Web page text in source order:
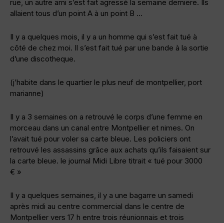
rue, un autre ami s’est fait agressé la semaine derniere. Ils
allaient tous d’un point A à un point B …
Il y a quelques mois, il y a un homme qui s’est fait tué à
côté de chez moi. Il s’est fait tué par une bande à la sortie
d’une discotheque.
(j’habite dans le quartier le plus neuf de montpellier, port
marianne)
Il y a 3 semaines on a retrouvé le corps d’une femme en
morceau dans un canal entre Montpellier et nimes. On
l’avait tué pour voler sa carte bleue. Les policiers ont
retrouvé les assassins grâce aux achats qu’ils faisaient sur
la carte bleue. le journal Midi Libre titrait « tué pour 3000
€ »
Il y a quelques semaines, il y a une bagarre un samedi
après midi au centre commercial dans le centre de
Montpellier vers 17 h entre trois réunionnais et trois